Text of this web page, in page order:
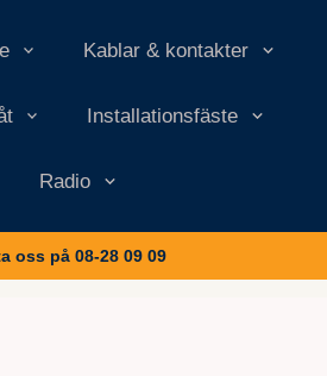
Kablar & kontakter
Installationsfäste
Radio
oss på 08-28 09 09